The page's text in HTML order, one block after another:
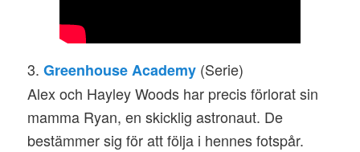
3.Greenhouse Academy (Serie)
Alex och Hayley Woods har precis förlorat sin
mamma Ryan, en skicklig astronaut. De
bestämmer sig för att följa i hennes fotspår.